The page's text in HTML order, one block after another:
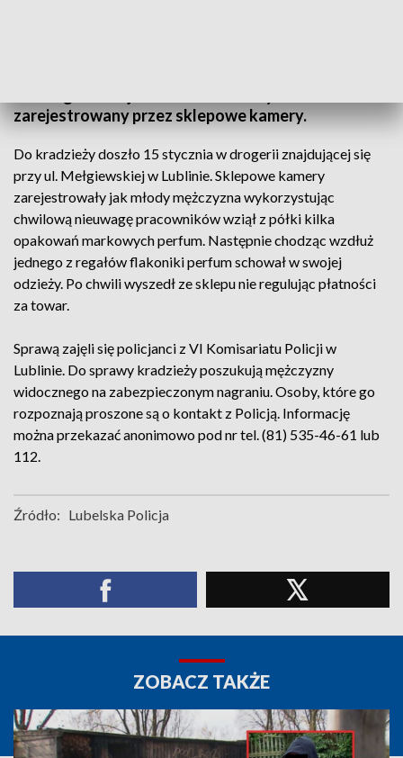
zarejestrowany przez sklepowe kamery.
Do kradzieży doszło 15 stycznia w drogerii znajdującej się
przy ul. Mełgiewskiej w Lublinie. Sklepowe kamery
zarejestrowały jak młody mężczyzna wykorzystując
chwilową nieuwagę pracowników wziął z półki kilka
opakowań markowych perfum. Następnie chodząc wzdłuż
jednego z regałów flakoniki perfum schował w swojej
odzieży. Po chwili wyszedł ze sklepu nie regulując płatności
za towar.
Sprawą zajęli się policjanci z VI Komisariatu Policji w
Lublinie. Do sprawy kradzieży poszukują mężczyzny
widocznego na zabezpieczonym nagraniu. Osoby, które go
rozpoznają proszone są o kontakt z Policją. Informację
można przekazać anonimowo pod nr tel. (81) 535-46-61 lub
112.
Źródło: Lubelska Policja
ZOBACZ TAKŻE